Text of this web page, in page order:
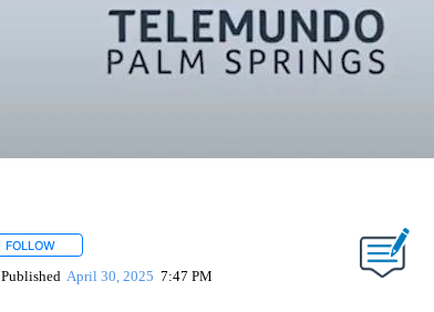
FOLLOWFOLLOW "" TO RECEIVE NOTIFICATIONS ABOUT NEW PAGES ON
Published April 30, 2025 7:47 PM